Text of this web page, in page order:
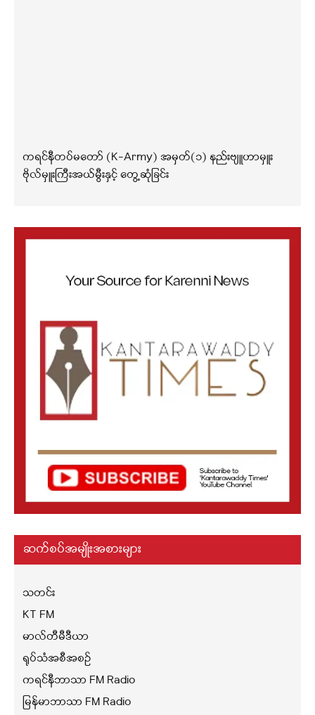
ကရင်နီတပ်မတော် (K-Army) အမှတ်(၁) နည်းဗျူဟာမှူး
ဗိုလ်မှူးကြီးအယ်မွီးနှင့် တွေ့ဆုံခြင်း
ဆက်စပ်အမျိုးအစားများ
သတင်း
KT FM
မာလ်တီမီဒီယာ
ရုပ်သံအစီအစဉ်
ကရင်နီဘာသာ FM Radio
မြန်မာဘာသာ FM Radio